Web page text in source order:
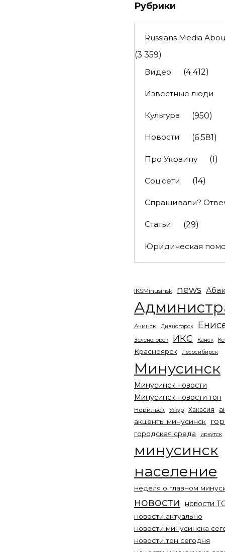
Рубрики
Russians Media
(3 359)
Видео
(4 412)
Известные люди
Культура (950)
Новости (6 581)
Про Украину (1)
Соц.сети (14)
Спрашивали?
Статьи (29)
Юридическая
IKSMinusinsk news
Ачинск Дивногорск
Зеленогорск ИКС Канск
Красноярск Лесосибирск
Минусинск
Минусинск новости
Минусинск новости тон
Норильск
Ужур Хакасия
акценты минусинск
городская среда иркутск
минусинск
население
неделя о главном
новости новости
новости актуально
новости минусинска
новости тон сегодня